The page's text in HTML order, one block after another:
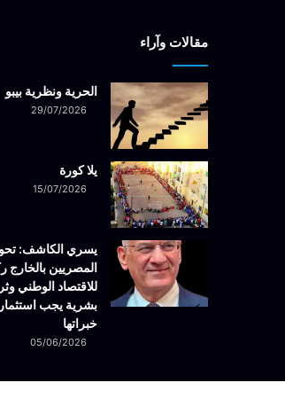
مقالات وآراء
الحرية ونظرية بيبو
29/07/2026
يلا كورة
15/07/2026
يسري الكاشف:
المصريين بالخارج
للاقتصاد الوطني
بشرية يجب استثمار
خبراتها
05/06/2026